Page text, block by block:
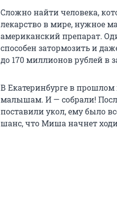
Сложно найти человека,
лекарство в мире, нужное
американский препарат.
способен затормозить и
до 170 миллионов рублей в
В Екатеринбурге в прошлом
малышам. И — собрали!
поставили укол, ему было
шанс, что Миша начнет